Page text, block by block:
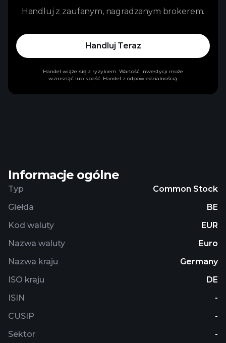
Informacje ogólne
Typ
Common Stock
Giełda
BE
Kod waluty
EUR
Nazwa waluty
Euro
Nazwa kraju
Germany
ISO kraju
DE
ISIN
-
CUSIP
-
Sektor
-
Handluj z zaufanym, nagradzanym brokerem.
Handluj Teraz
Handel wiąże się z ryzykiem. Wartość inwestycji może
wzrosnąć lub spaść. Handel z odpowiedzialnością.